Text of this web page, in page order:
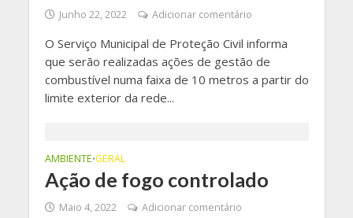
Junho 22, 2022 Adicionar comentário
O Serviço Municipal de Proteção Civil informa
que serão realizadas ações de gestão de
combustível numa faixa de 10 metros a partir do
limite exterior da rede...
AMBIENTE•GERAL
Ação de fogo controlado
Maio 4, 2022 Adicionar comentário